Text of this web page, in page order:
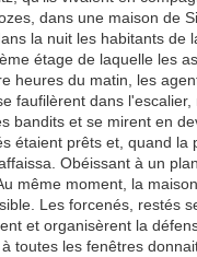
dans une maison de
la nuit les habitants de
étage de laquelle les
heures du matin, les
faufilèrent dans l'escalier,
bandits et se mirent en
étaient prêts et, quand la
Obéissant à un
même moment, la
Les forcenés, restés
et organisèrent la
toutes les fenêtres